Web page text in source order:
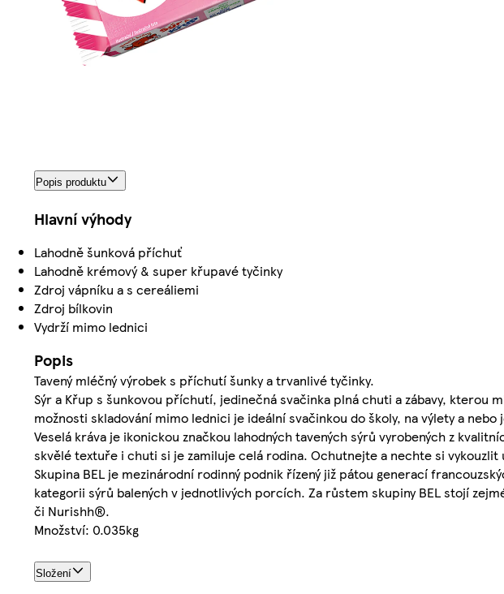
Popis produktu
Hlavní výhody
Lahodně šunková příchuť
Lahodně krémový & super křupavé tyčinky
Zdroj vápníku a s cereáliemi
Zdroj bílkovin
Vydrží mimo lednici
Popis
Tavený mléčný výrobek s příchutí šunky a trvanlivé tyčinky.
Sýr a Křup s šunkovou příchutí, jedinečná svačinka plná chuti a zábavy, kterou
možnosti skladování mimo lednici je ideální svačinkou do školy, na výlety a nebo
Veselá kráva je ikonickou značkou lahodných tavených sýrů vyrobených z
skvělé textuře i chuti si je zamiluje celá rodina. Ochutnejte a nechte si vykouzlit
Skupina BEL je mezinárodní rodinný podnik řízený již pátou generací
kategorii sýrů balených v jednotlivých porcích. Za růstem skupiny BEL stojí
či Nurishh®.
Množství: 0.035kg
Složení